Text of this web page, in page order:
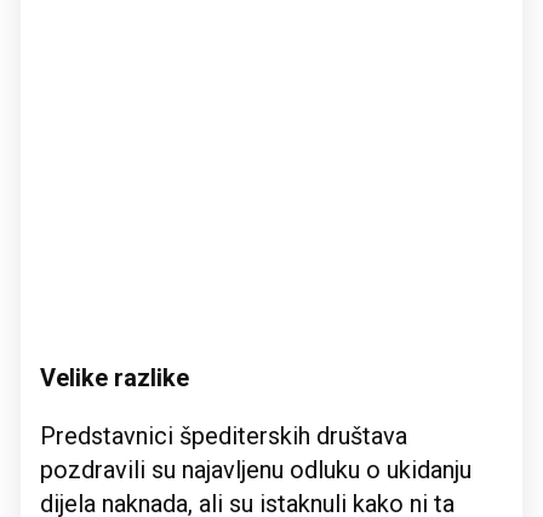
Velike razlike
Predstavnici špediterskih društava
pozdravili su najavljenu odluku o ukidanju
dijela naknada, ali su istaknuli kako ni ta